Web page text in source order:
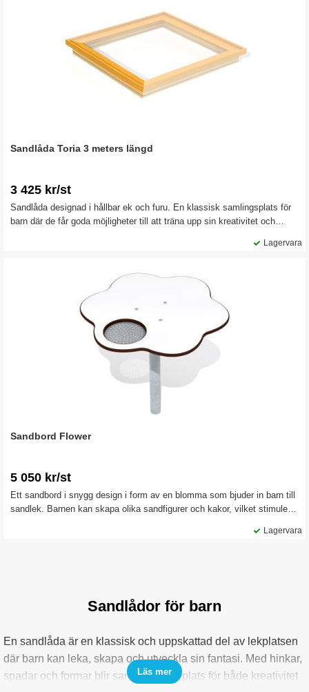
Sandlåda Toria 3 meters längd
3 425 kr/st
Sandlåda designad i hållbar ek och furu. En klassisk samlingsplats för
barn där de får goda möjligheter till att träna upp sin kreativitet och
perfekt för dagis, förskolor och lekplatser. Säljs i 3 meters längd, vilket
Lagervara
Sandbord Flower
5 050 kr/st
Ett sandbord i snygg design i form av en blomma som bjuder in barn till
sandlek. Barnen kan skapa olika sandfigurer och kakor, vilket stimulerar
Lagervara
Läs mer
Sandlådor för barn
En sandlåda är en klassisk och uppskattad del av lekplatsen
där barn kan leka, skapa och utveckla sin fantasi. Med hinkar,
spadar och formar blir sandlådan en plats för både kreativitet